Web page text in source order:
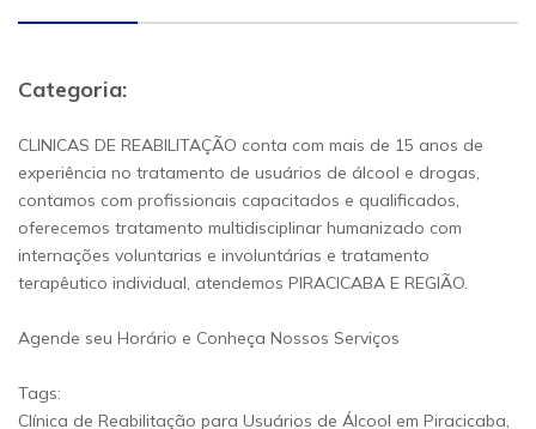
Categoria:
CLINICAS DE REABILITAÇÃO conta com mais de 15 anos de
experiência no tratamento de usuários de álcool e drogas,
contamos com profissionais capacitados e qualificados,
oferecemos tratamento multidisciplinar humanizado com
internações voluntarias e involuntárias e tratamento
terapêutico individual, atendemos PIRACICABA E REGIÃO.
Agende seu Horário e Conheça Nossos Serviços
Tags:
Clínica de Reabilitação para Usuários de Álcool em Piracicaba,